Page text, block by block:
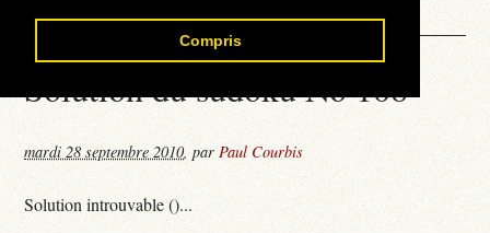
Compris
Contact
Solution du sudoku No 108
mardi 28 septembre 2010,parPaul Courbis
Solution introuvable ()...